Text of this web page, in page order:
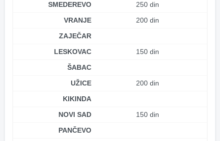
SMEDEREVO
250 din
VRANJE
200 din
ZAJEČAR
LESKOVAC
150 din
ŠABAC
UŽICE
200 din
KIKINDA
NOVI SAD
150 din
PANČEVO